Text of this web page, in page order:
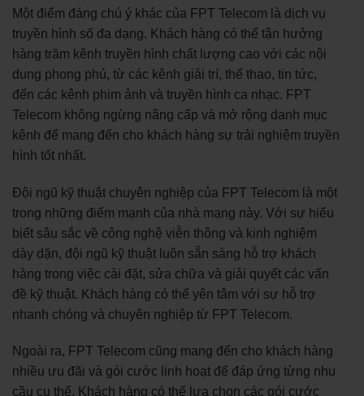
Một điểm đáng chú ý khác của FPT Telecom là dịch vụ
truyền hình số đa dạng. Khách hàng có thể tận hưởng
hàng trăm kênh truyền hình chất lượng cao với các nội
dung phong phú, từ các kênh giải trí, thể thao, tin tức,
đến các kênh phim ảnh và truyền hình ca nhạc. FPT
Telecom không ngừng nâng cấp và mở rộng danh mục
kênh để mang đến cho khách hàng sự trải nghiệm truyền
hình tốt nhất.
Đội ngũ kỹ thuật chuyên nghiệp của FPT Telecom là một
trong những điểm mạnh của nhà mạng này. Với sự hiểu
biết sâu sắc về công nghệ viễn thông và kinh nghiệm
dày dặn, đội ngũ kỹ thuật luôn sẵn sàng hỗ trợ khách
hàng trong việc cài đặt, sửa chữa và giải quyết các vấn
đề kỹ thuật. Khách hàng có thể yên tâm với sự hỗ trợ
nhanh chóng và chuyên nghiệp từ FPT Telecom.
Ngoài ra, FPT Telecom cũng mang đến cho khách hàng
nhiều ưu đãi và gói cước linh hoạt để đáp ứng từng nhu
cầu cụ thể. Khách hàng có thể lựa chọn các gói cước